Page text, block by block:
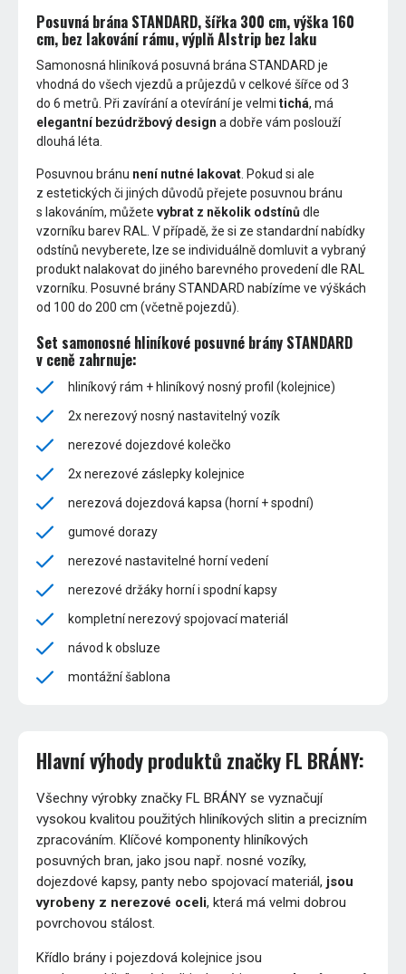
Posuvná brána STANDARD, šířka 300 cm, výška 160
cm, bez lakování rámu, výplň Alstrip bez laku
Samonosná hliníková posuvná brána STANDARD je
vhodná do všech vjezdů a průjezdů v celkové šířce od 3
do 6 metrů. Při zavírání a otevírání je velmitichá, má
elegantní bezúdržbový design a dobře vám poslouží
dlouhá léta.
Posuvnou bránu není nutné lakovat . Pokud si ale
z estetických či jiných důvodů přejete posuvnou bránu
s lakováním, můžetevybrat z několik odstínůdle
vzorníku barev RAL. V případě, že si ze standardní nabídky
odstínů nevyberete, lze se individuálně domluvit a vybraný
produkt nalakovat do jiného barevného provedení dle RAL
vzorníku. Posuvné brány STANDARD nabízíme ve výškách
od 100 do 200 cm (včetně pojezdů).
Set samonosné hliníkové posuvné brány STANDARD
v ceně zahrnuje:
hliníkový rám + hliníkový nosný profil (kolejnice)
2x nerezový nosný nastavitelný vozík
nerezové dojezdové kolečko
2x nerezové záslepky kolejnice
nerezová dojezdová kapsa (horní + spodní)
gumové dorazy
nerezové nastavitelné horní vedení
nerezové držáky horní i spodní kapsy
kompletní nerezový spojovací materiál
návod k obsluze
montážní šablona
Hlavní výhody produktů značky FL BRÁNY:
Všechny výrobky značky FL BRÁNY se vyznačují
vysokou kvalitou použitých hliníkových slitin a precizním
zpracováním. Klíčové komponenty hliníkových
posuvných bran, jako jsou např. nosné vozíky,
dojezdové kapsy, panty nebo spojovací materiál, jsou
vyrobeny z nerezové oceli, která má velmi dobrou
povrchovou stálost.
Křídlo brány i pojezdová kolejnice jsou